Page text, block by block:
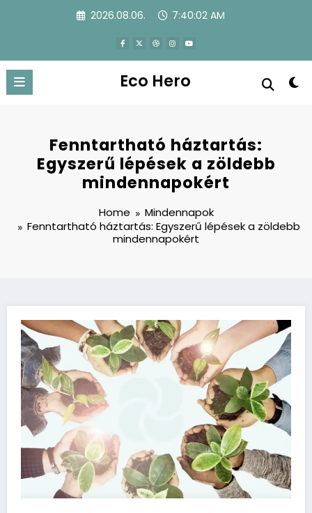
2026.08.06. 7:40:03 AM
Eco Hero
Fenntartható háztartás:
Egyszerű lépések a zöldebb
mindennapokért
Home
Mindennapok
Fenntartható háztartás: Egyszerű lépések a zöldebb
mindennapokért